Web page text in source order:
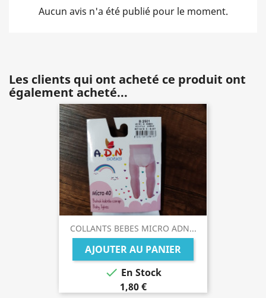
Aucun avis n'a été publié pour le moment.
Les clients qui ont acheté ce produit ont
également acheté...
COLLANTS BEBES MICRO ADN...
AJOUTER AU PANIER
 En Stock
1,80 €